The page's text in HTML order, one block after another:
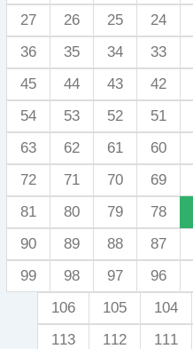
24
25
26
27
33
34
35
36
42
43
44
45
51
52
53
54
60
61
62
63
69
70
71
72
78
79
80
81
87
88
89
90
96
97
98
99
104
105
106
111
112
113